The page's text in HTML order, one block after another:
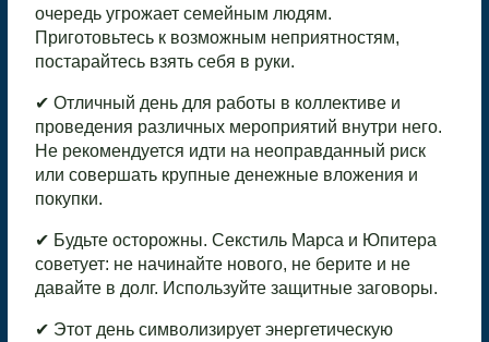
очередь угрожает семейным людям.
Приготовьтесь к возможным неприятностям,
постарайтесь взять себя в руки.
✔ Отличный день для работы в коллективе и
проведения различных мероприятий внутри него.
Не рекомендуется идти на неоправданный риск
или совершать крупные денежные вложения и
покупки.
✔ Будьте осторожны. Секстиль Марса и Юпитера
советует: не начинайте нового, не берите и не
давайте в долг. Используйте защитные заговоры.
✔ Этот день символизирует энергетическую